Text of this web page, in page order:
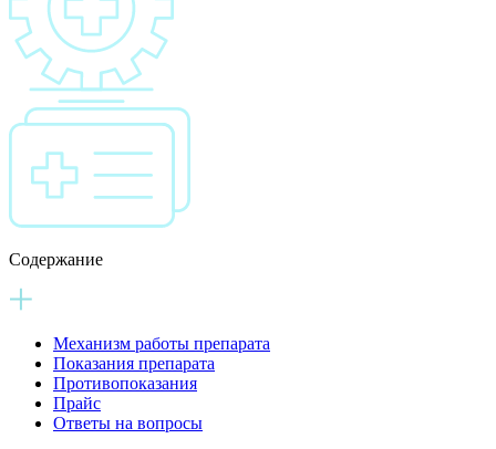
Содержание
Механизм работы препарата
Показания препарата
Противопоказания
Прайс
Ответы на вопросы